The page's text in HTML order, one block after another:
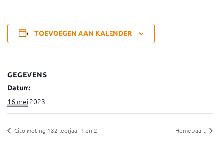
TOEVOEGEN AAN KALENDER
GEGEVENS
Datum:
16 mei 2023
Cito-meting 1&2 leerjaar 1 en 2 Hemelvaart